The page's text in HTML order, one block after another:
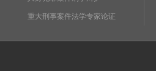
重大刑事案件法学专家论证